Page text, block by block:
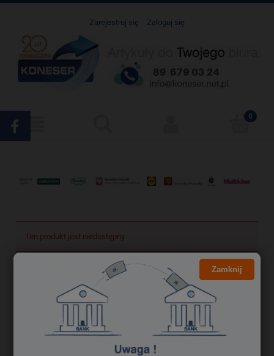
Zarejestruj się Zaloguj się
Ten produkt jest niedostępny.
Darmowa dostawa
Darmowa dostawa (Kurier - Przelew bankowy) już od 300,00 zł.
Wartość zakupów
Zamknij